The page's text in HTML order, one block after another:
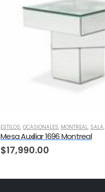
ESTILOS, OCASIONALES, MONTREAL, SALA,
Mesa Auxiliar 1696 Montreal
$17,990.00